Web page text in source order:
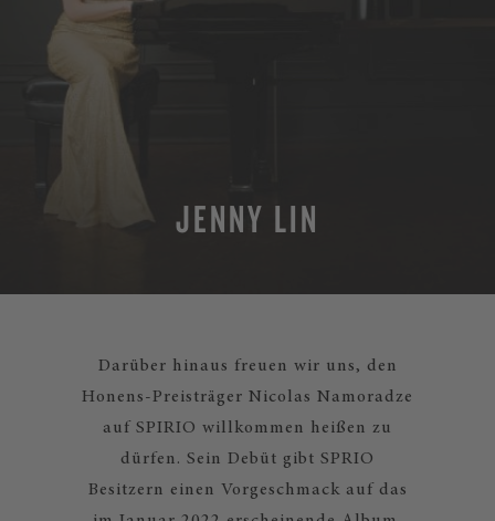
JENNY LIN
Darüber hinaus freuen wir uns, den
Honens-Preisträger Nicolas Namoradze
auf SPIRIO willkommen heißen zu
dürfen. Sein Debüt gibt SPRIO
Besitzern einen Vorgeschmack auf das